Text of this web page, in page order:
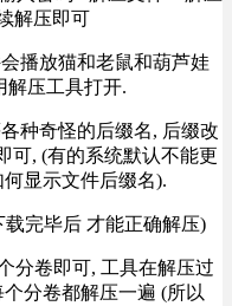
解压即可
播放猫和老鼠和葫芦娃
解压工具打开.
种奇怪的后缀名, 后缀改
可, (有的系统默认不能更
显示文件后缀名).
完毕后 才能正确解压)
分卷即可, 工具在解压过
分卷都解压一遍 (所以